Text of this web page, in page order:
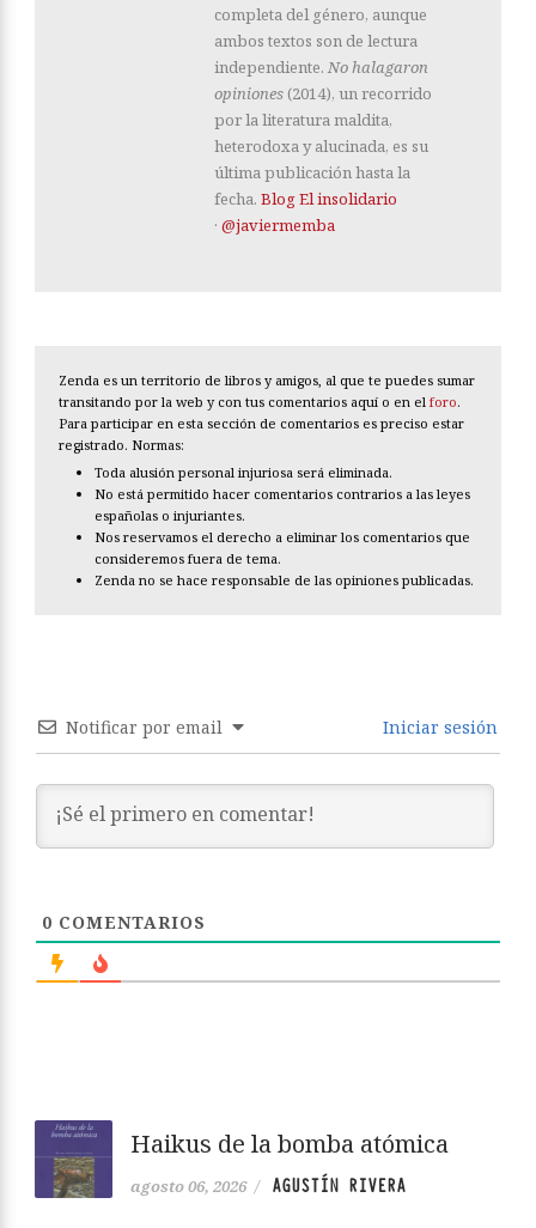
completa del género, aunque
ambos textos son de lectura
independiente. No halagaron
opiniones (2014), un recorrido
por la literatura maldita,
heterodoxa y alucinada, es su
última publicación hasta la
fecha. Blog El insolidario
· @javiermemba
Zenda es un territorio de libros y amigos, al que te puedes sumar
transitando por la web y con tus comentarios aquí o en el foro.
Para participar en esta sección de comentarios es preciso estar
registrado. Normas:
Toda alusión personal injuriosa será eliminada.
No está permitido hacer comentarios contrarios a las leyes
españolas o injuriantes.
Nos reservamos el derecho a eliminar los comentarios que
consideremos fuera de tema.
Zenda no se hace responsable de las opiniones publicadas.
Notificar por email Iniciar sesión
0 COMENTARIOS
Haikus de la bomba atómica
agosto 06, 2026 / AGUSTÍN RIVERA